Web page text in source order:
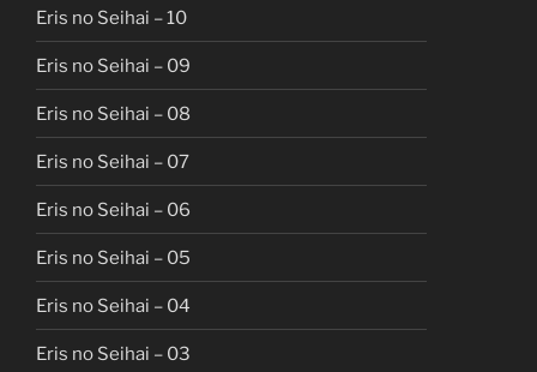
Eris no Seihai – 10
Eris no Seihai – 09
Eris no Seihai – 08
Eris no Seihai – 07
Eris no Seihai – 06
Eris no Seihai – 05
Eris no Seihai – 04
Eris no Seihai – 03